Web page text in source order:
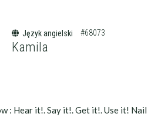
Język angielski #68073
Kamila
: Hear it!. Say it!. Get it!. Use it! Nail